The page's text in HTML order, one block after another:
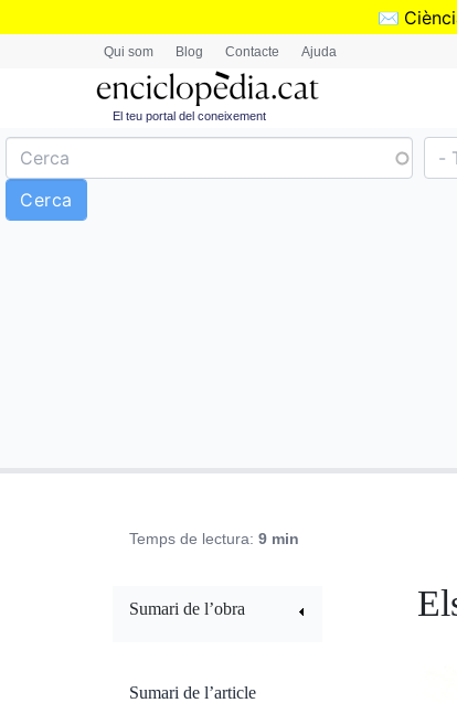
✉️
Qui som Blog Contacte Ajuda
El teu portal del coneixement
Temps de lectura: 9 min
Sumari de l’obra
Sumari de l’article